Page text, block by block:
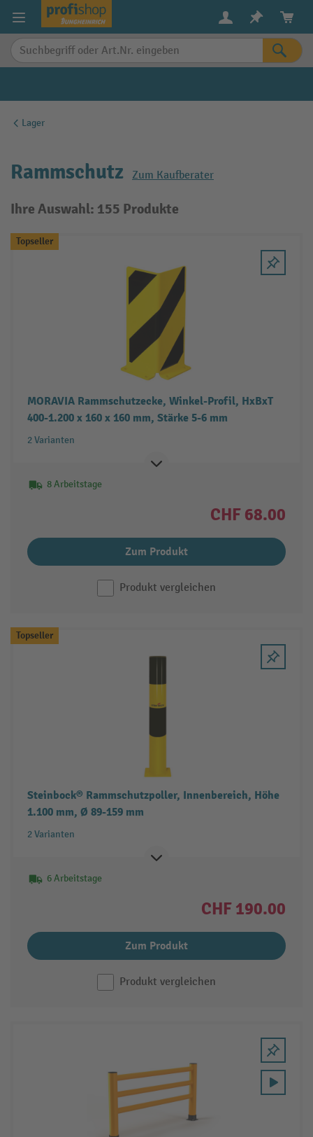
springen
Lager
Rammschutz Zum Kaufberater
Ihre Auswahl: 155 Produkte
Topseller
MORAVIA Rammschutzecke, Winkel-Profil, HxBxT
400-1.200 x 160 x 160 mm, Stärke 5-6 mm
2 Varianten
8 Arbeitstage
CHF 68.00
Zum Produkt
Produkt vergleichen
Topseller
Steinbock® Rammschutzpoller, Innenbereich, Höhe
1.100 mm, Ø 89-159 mm
2 Varianten
6 Arbeitstage
CHF 190.00
Zum Produkt
Produkt vergleichen